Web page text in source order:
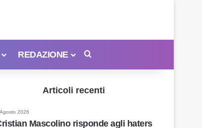
REDAZIONE
Articoli recenti
2026
Mascolino risponde agli haters